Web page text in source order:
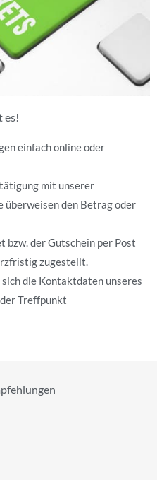
es!
einfach online oder
mit unserer
überweisen den Betrag oder
bzw. der Gutschein per Post
zugestellt.
die Kontaktdaten unseres
Treffpunkt